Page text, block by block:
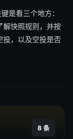
是看三个地方：
解快照规则，并按
投，以及空投是否
8 条